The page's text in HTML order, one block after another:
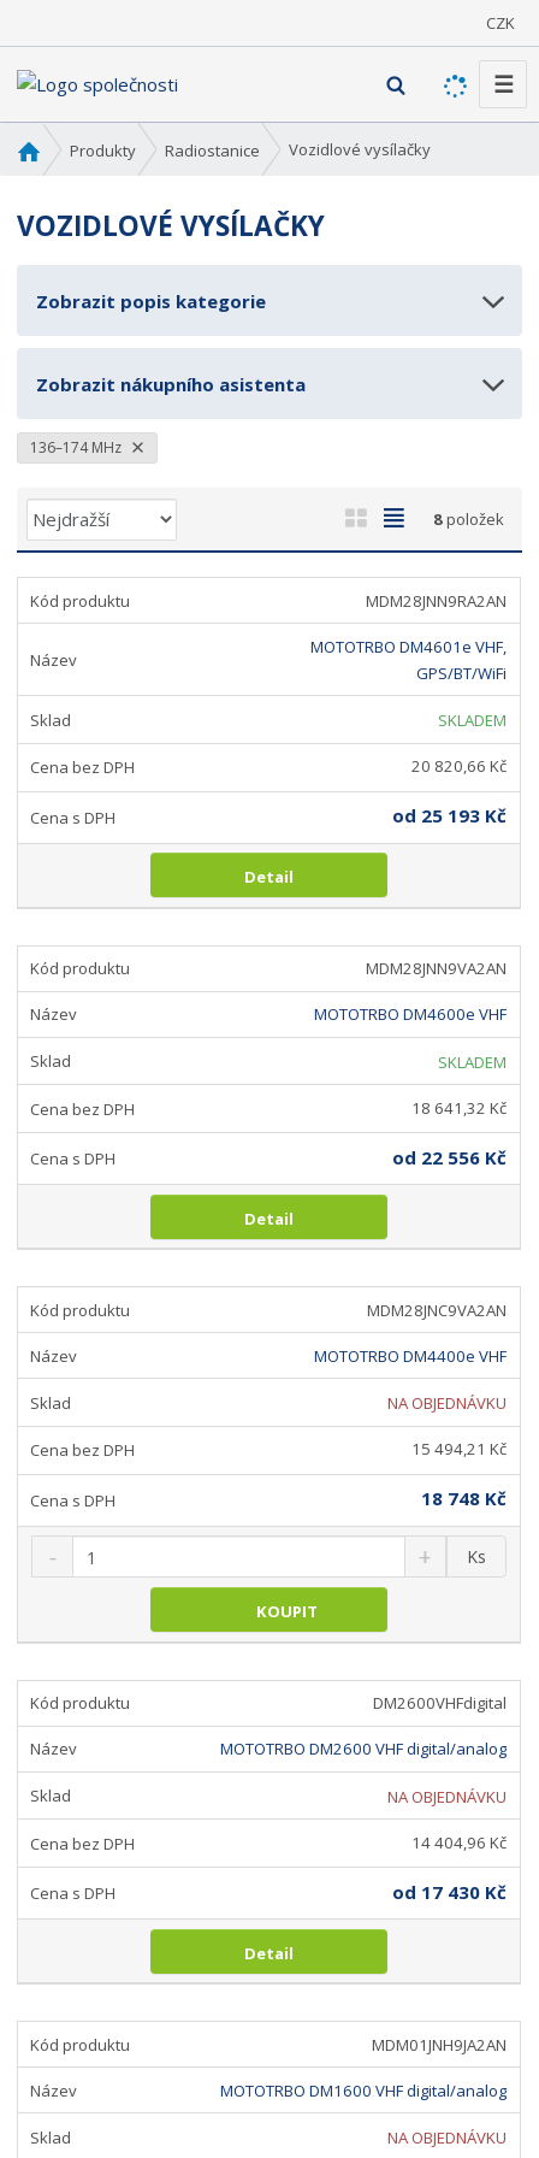
CZK
V
h
a
☰
v
d
s
t
a
a
Produkty Radiostanice Vozidlové vysílačky
VOZIDLOVÉ VYSÍLAČKY
Zobrazit popis kategorie
Zobrazit nákupního asistenta
136–174 MHz
r
d
O
b
r
á
o
v
p
s
a
b
u
o
ý
v
ý
p
s
8položek
MDM28JNN9RA2AN
MOTOTRBO DM4601e VHF,
GPS/BT/WiFi
SKLADEM
20 820,66 Kč
od 25 193 Kč
Detail
MDM28JNN9VA2AN
MOTOTRBO DM4600e VHF
SKLADEM
18 641,32 Kč
od 22 556 Kč
Detail
MDM28JNC9VA2AN
MOTOTRBO DM4400e VHF
NA OBJEDNÁVKU
15 494,21 Kč
18 748 Kč
m
t
p
o
č
e
N
a
š
t
m
n
o
ž
s
t
v
í
S
n
i
m
n
o
ž
s
t
v
í
Ks
KOUPIT
DM2600VHFdigital
MOTOTRBO DM2600 VHF digital/analog
NA OBJEDNÁVKU
14 404,96 Kč
od 17 430 Kč
Detail
MDM01JNH9JA2AN
MOTOTRBO DM1600 VHF digital/analog
NA OBJEDNÁVKU